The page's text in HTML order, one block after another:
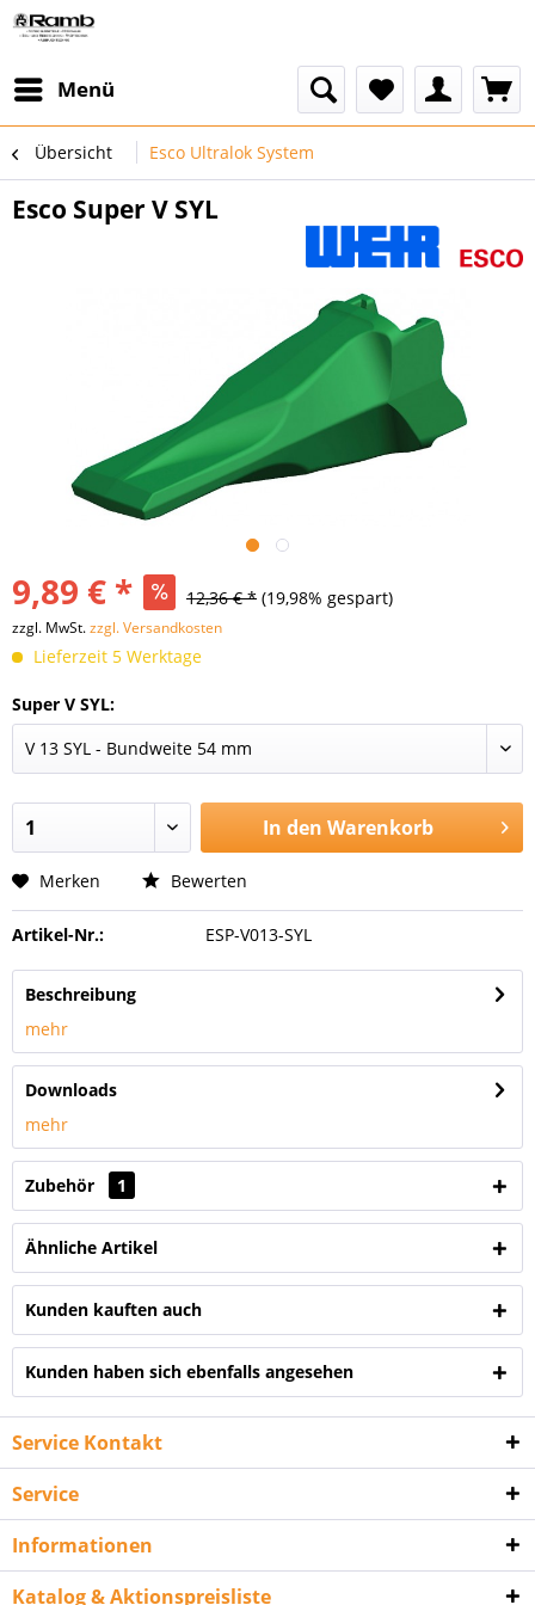
Menü
Übersicht Esco Ultralok System
Esco Super V SYL
9,89 € * 12,36 € * (19,98% gespart)
zzgl. MwSt.zzgl. Versandkosten
Lieferzeit 5 Werktage
Super V SYL:
In den Warenkorb
Merken Bewerten
Artikel-Nr.: ESP-V013-SYL
Beschreibung
mehr
Downloads
mehr
Zubehör 1
Ähnliche Artikel
Kunden kauften auch
Kunden haben sich ebenfalls angesehen
Service Kontakt
Service
Informationen
Katalog & Aktionspreisliste